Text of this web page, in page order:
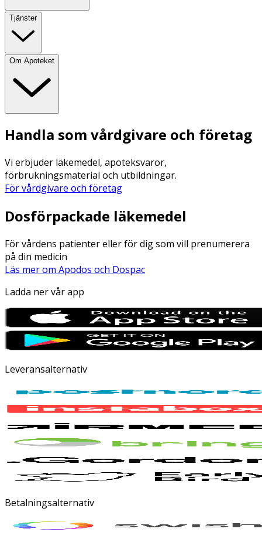
Tjänster
Om Apoteket
Handla som vårdgivare och företag
Vi erbjuder läkemedel, apoteksvaror,
förbrukningsmaterial och utbildningar.
För vårdgivare och företag
Dosförpackade läkemedel
För vårdens patienter eller för dig som vill prenumerera
på din medicin
Läs mer om Apodos och Dospac
Ladda ner vår app
Leveransalternativ
Betalningsalternativ